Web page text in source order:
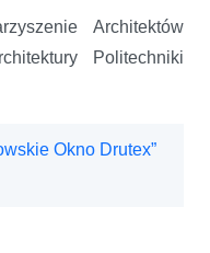
Architektów
Politechniki
Okno Drutex”